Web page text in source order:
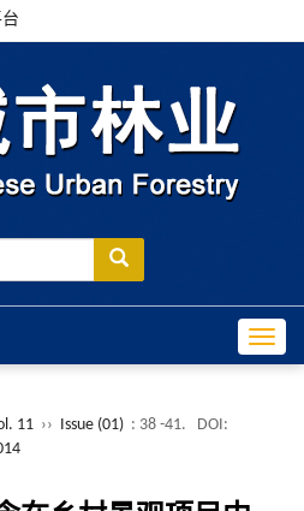
11 ›› Issue (01) : 38 -41.
DOI: